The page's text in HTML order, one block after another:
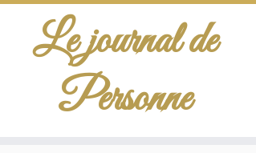
Le journal de
Personne